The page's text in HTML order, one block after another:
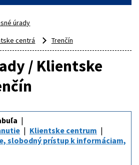
úrady
centrá
Trenčín
/ Klientske
Klientske centrum
slobodný prístup k informáciam,